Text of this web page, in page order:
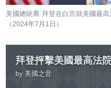
視頻
每日視頻新聞
美國專訊
視頻存檔
音頻
新聞音頻
海外港人
關注我們
美國總統喬`拜登在白宮就美國最高
（2024年7月1日）
by 美國之音